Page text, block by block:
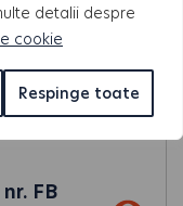
detalii despre
cookie
Respinge toate
FB